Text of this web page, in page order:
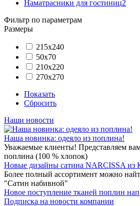
Наматрасники для гостиниц2
Фильтр по параметрам
Размеры
215х240
50х70
210х220
270х270
Показать
Сбросить
Наши новости
Наша новинка: одеяло из поплина!
Уважаемые клиенты! Представляем
поплина (100 % хлопок)
Новые дизайны сатина NARCISSA из
Более полный ассортимент можно
"Сатин набивной"
Новое поступление тканей поплин
Подписка на новости компании